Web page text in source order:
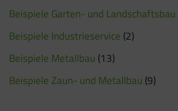
Beispiele Garten- und Landschaftsbau
Beispiele Industrieservice (2)
Beispiele Metallbau (13)
Beispiele Zaun- und Metallbau (9)